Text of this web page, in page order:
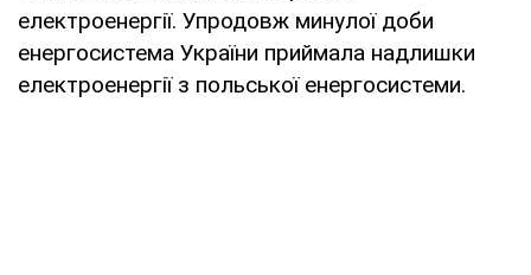
електроенергії. Упродовж минулої доби
енергосистема України приймала надлишки
електроенергії з польської енергосистеми.